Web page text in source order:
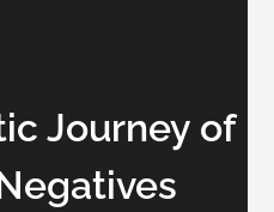
Journey of